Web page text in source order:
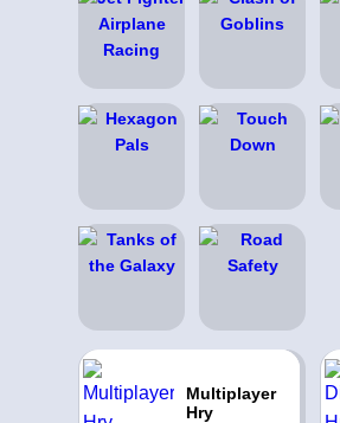
Multiplayer
Hry